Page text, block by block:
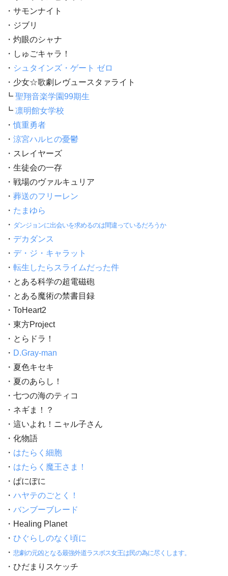
・サモンナイト
・ジブリ
・灼眼のシャナ
・しゅごキャラ！
・ シュタインズ・ゲート ゼロ
・少女☆歌劇レヴュースタァライト
┗ 聖翔音楽学園99期生
┗ 凛明館女学校
・慎重勇者
・ 涼宮ハルヒの憂鬱
・スレイヤーズ
・生徒会の一存
・戦場のヴァルキュリア
・ 葬送のフリーレン
・ たまゆら
・ ダンジョンに出会いを求めるのは間違っているだろうか
・ デカダンス
・ デ・ジ・キャラット
・ 転生したらスライムだった件
・とある科学の超電磁砲
・とある魔術の禁書目録
・ToHeart2
・東方Project
・とらドラ！
・ D.Gray-man
・夏色キセキ
・夏のあらし！
・七つの海のティコ
・ネギま！？
・這いよれ！ニャル子さん
・化物語
・ はたらく細胞
・ はたらく魔王さま！
・ぱにぽに
・ ハヤテのごとく！
・ バンブーブレード
・Healing Planet
・ ひぐらしのなく頃に
・ 悲劇の元凶となる最強外道ラスボス女王は民の為に尽くします。
・ひだまりスケッチ